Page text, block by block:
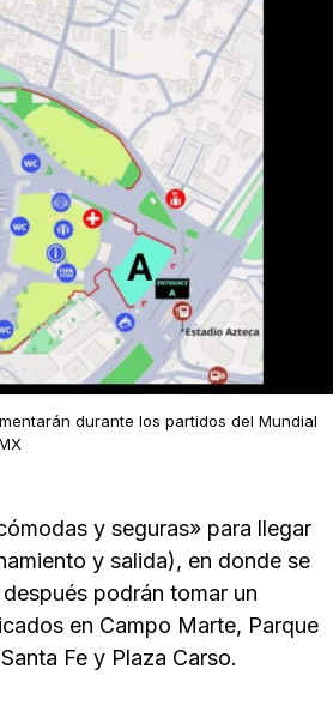
durante los partidos del Mundial
y seguras» para llegar
y salida), en donde se
podrán tomar un
en Campo Marte, Parque
Fe y Plaza Carso.